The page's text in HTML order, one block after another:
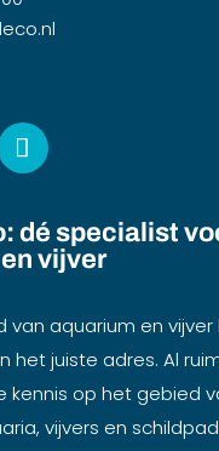
dé specialist
vijver
van aquarium en vijver
het juiste adres. Al
kennis op het gebied
vijvers en